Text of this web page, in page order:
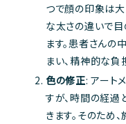
つで顔の印象は大
な太さの違いで目
ます。患者さんの
まい、精神的な負
色の修正: アート
すが、時間の経過
きます。そのため